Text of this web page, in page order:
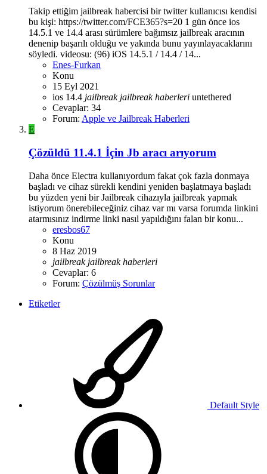
Takip ettiğim jailbreak habercisi bir twitter kullanıcısı kendisi
bu kişi: https://twitter.com/FCE365?s=20 1 gün önce ios
14.5.1 ve 14.4 arası sürümlere bağımsız jailbreak aracının
denenip başarılı olduğu ve yakında bunu yayınlayacaklarını
söyledi. videosu: (96) iOS 14.5.1 / 14.4 / 14...
Enes-Furkan
Konu
15 Eyl 2021
ios 14.4 jailbreak jailbreak haberleri untethered
Cevaplar: 34
Forum: Apple ve Jailbreak Haberleri
E
Çözüldü 11.4.1 İçin Jb aracı arıyorum
Daha önce Electra kullanıyordum fakat çok fazla donmaya
başladı ve cihaz sürekli kendini yeniden başlatmaya başladı
bu yüzden yeni bir Jailbreak cihazıyla jailbreak yapmak
istiyorum önerebileceğiniz cihaz var mı varsa forumda linkini
atarmısınız indirme linki nasıl yapıldığını falan bir konu...
eresbos67
Konu
8 Haz 2019
jailbreak jailbreak haberleri
Cevaplar: 6
Forum: Çözülmüş Sorunlar
Etiketler
Default Style